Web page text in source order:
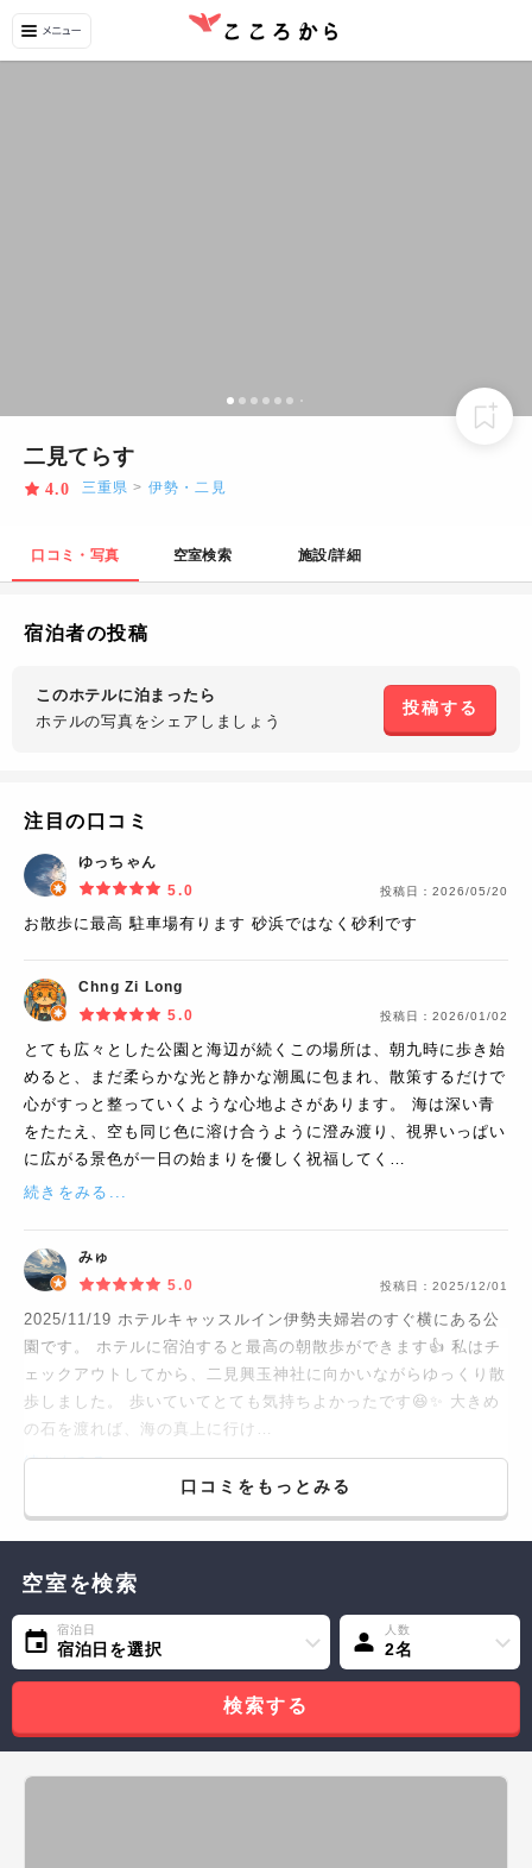
二見てらす
4.0 三重県 > 伊勢・二見
口コミ・写真 空室検索 施設/詳細
宿泊者の投稿
このホテルに泊まったら
ホテルの写真をシェアしましょう
投稿する
注目の口コミ
ゆっちゃん
5.0
投稿日： 2026/05/20
お散歩に最高 駐車場有ります 砂浜ではなく砂利です
Chng Zi Long
5.0
投稿日： 2026/01/02
とても広々とした公園と海辺が続くこの場所は、朝九時に歩き始
めると、まだ柔らかな光と静かな潮風に包まれ、散策するだけで
心がすっと整っていくような心地よさがあります。 海は深い青
をたたえ、空も同じ色に溶け合うように澄み渡り、視界いっぱい
に広がる景色が一日の始まりを優しく祝福してく…
続きをみる...
みゅ
5.0
投稿日： 2025/12/01
2025/11/19 ホテルキャッスルイン伊勢夫婦岩のすぐ横にある公
園です。 ホテルに宿泊すると最高の朝散歩ができます👍 私はチ
ェックアウトしてから、二見興玉神社に向かいながらゆっくり散
歩しました。 歩いていてとても気持ちよかったです😆✨ 大きめ
の石を渡れば、海の真上に行け…
続きをみる...
口コミをもっとみる
空室を検索
宿泊日
宿泊日を選択
人数
2名
検索する